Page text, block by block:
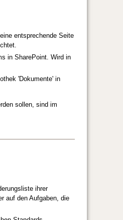
entsprechende Seite
in SharePoint. Wird in
'Dokumente' in
sollen, sind im
ihrer
auf den Aufgaben, die